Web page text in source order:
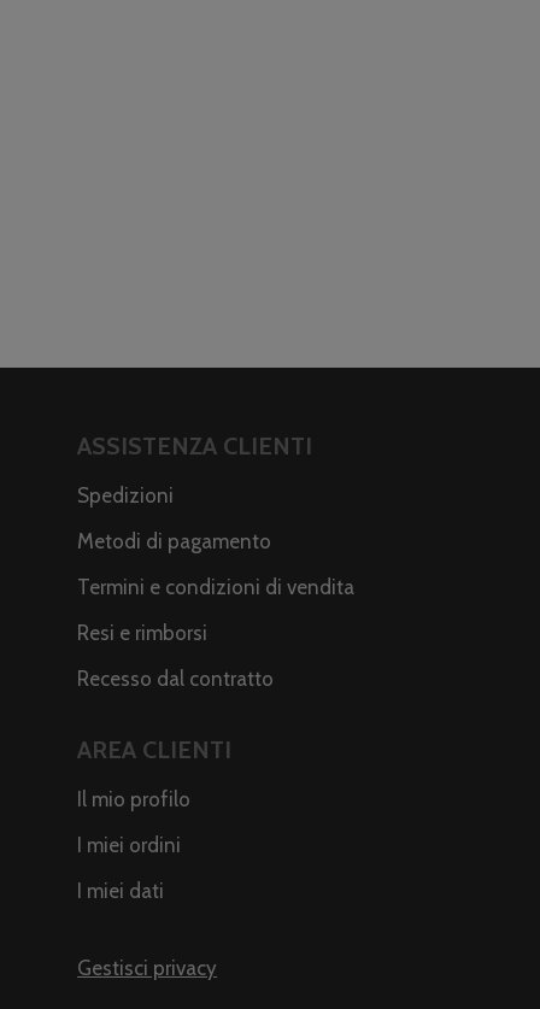
ASSISTENZA CLIENTI
Spedizioni
Metodi di pagamento
Termini e condizioni di vendita
Resi e rimborsi
Recesso dal contratto
AREA CLIENTI
Il mio profilo
I miei ordini
I miei dati
Gestisci privacy